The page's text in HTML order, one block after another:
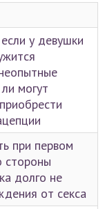
у девушки
могут
при первом
стороны
долго не
от секса